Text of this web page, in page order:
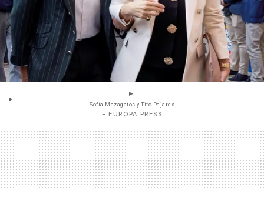
Sofía Mazagatos y Tito Pajares
- EUROPA PRESS